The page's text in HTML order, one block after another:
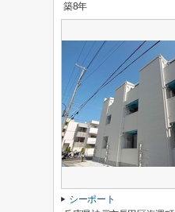
築8年
シーポート